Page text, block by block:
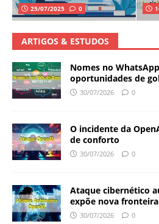
25/07/2025 0
ARTIGOS & ESTUDOS
Nomes no
oportunidades de
30/07/2026 0
O incidente da
de conforto
30/07/2026 0
Ataque cibernético
expõe nova fronteira
30/07/2026 0